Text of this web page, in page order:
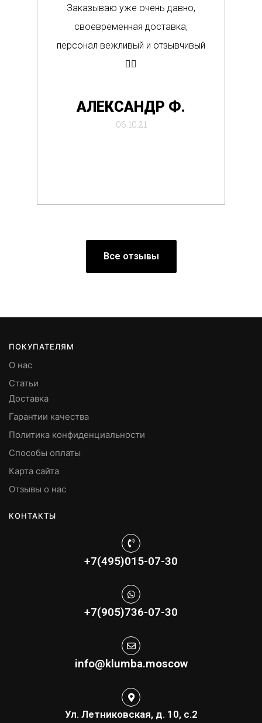
Заказываю уже очень давно,
своевременная доставка,
персонал вежливый и отзывчивый
👍🏼
АЛЕКСАНДР Ф.
06.10.21
Все отзывы
ПОКУПАТЕЛЯМ
О нас
Статьи
Доставка
Гарантии качества
Политика конфиденциальности
Способы оплаты
Карта сайта
Отзывы о нас
КОНТАКТЫ
+7(495)015-07-30
+7(905)736-07-30
info@klumba.moscow
Ул. Летниковская, д. 10, с.2